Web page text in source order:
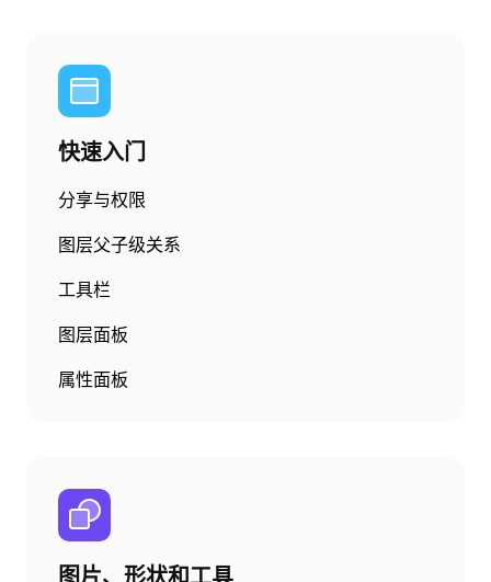
快速入门
分享与权限
图层父子级关系
工具栏
图层面板
属性面板
图片、形状和工具